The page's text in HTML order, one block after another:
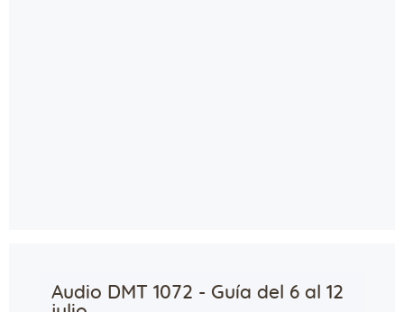
Audio DMT 1072 - Guía del 6 al 12